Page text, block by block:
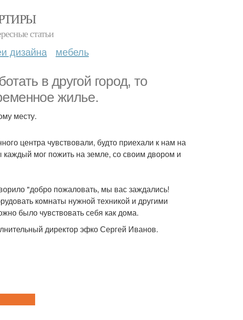
статьи
дизайна мебель
в другой город, то
жилье.
месту.
центра чувствовали, будто приехали к нам на
каждый мог пожить на земле, со своим двором и
"добро пожаловать, мы вас заждались!
комнаты нужной техникой и другими
было чувствовать себя как дома.
директор эфко Сергей Иванов.